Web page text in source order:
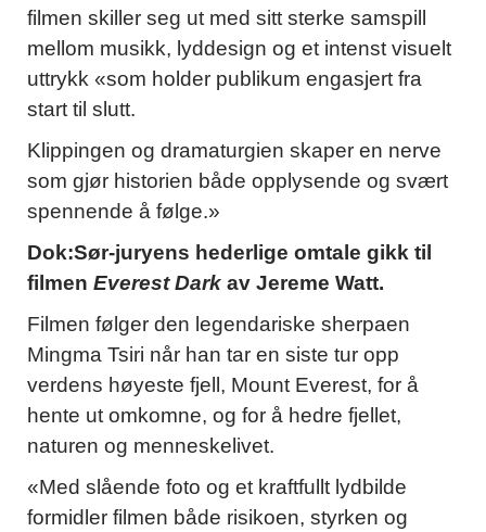
filmen skiller seg ut med sitt sterke samspill
mellom musikk, lyddesign og et intenst visuelt
uttrykk «som holder publikum engasjert fra
start til slutt.
Klippingen og dramaturgien skaper en nerve
som gjør historien både opplysende og svært
spennende å følge.»
Dok:Sør-juryens hederlige omtale gikk til
filmen Everest Dark av Jereme Watt.
Filmen følger den legendariske sherpaen
Mingma Tsiri når han tar en siste tur opp
verdens høyeste fjell, Mount Everest, for å
hente ut omkomne, og for å hedre fjellet,
naturen og menneskelivet.
«Med slående foto og et kraftfullt lydbilde
formidler filmen både risikoen, styrken og